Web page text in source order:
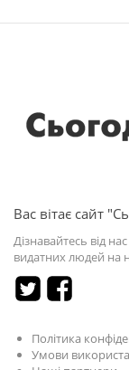
Вас вітає сайт
Дізнавайтесь від
видатних людей на
Політика
Умови